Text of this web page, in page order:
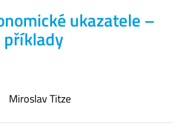
ukazatele –
příklady
Miroslav Titze